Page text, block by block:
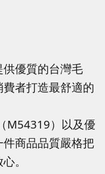
優質的台灣毛
者打造最舒適的
M54319）以及優
商品品質嚴格把
。